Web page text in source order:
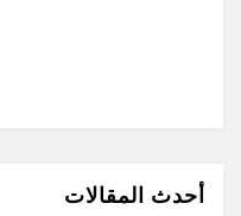
أحدث المقالات